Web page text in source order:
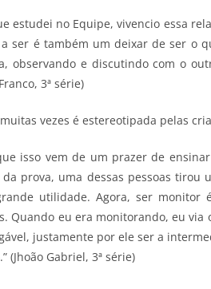
estudei no Equipe, vivencio essa
é também um deixar de ser o
observando e discutindo com o
3ª série)
vezes é estereotipada pelas
isso vem de um prazer de
prova, uma dessas pessoas
utilidade. Agora, ser
Quando eu era monitorando, eu
justamente por ele ser a
(Jhoão Gabriel, 3ª série)